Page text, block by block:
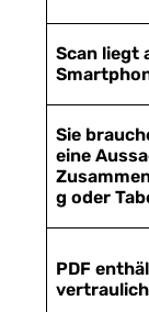
Scan liegt
Sie
eine
g oder
PDF